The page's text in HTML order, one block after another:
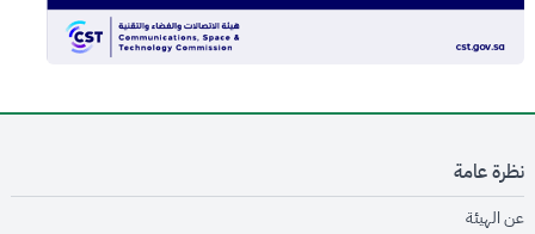
نظرة عامة
عن الهيئةopens in new window